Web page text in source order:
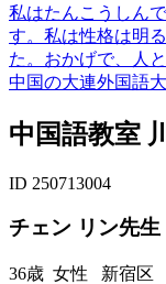
私はたんこうしん
す。私は性格は明
た。おかげで、人
中国の大連外国語
中国語教室
ID 250713004
チェン リン先生
36歳 女性 新宿区